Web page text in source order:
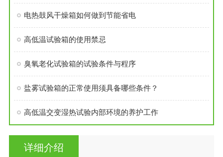
电热鼓风干燥箱如何做到节能省电
高低温试验箱的使用禁忌
臭氧老化试验箱的试验条件与程序
盐雾试验箱的正常使用须具备哪些条件？
高低温交变湿热试验内部环境的养护工作
详细介绍